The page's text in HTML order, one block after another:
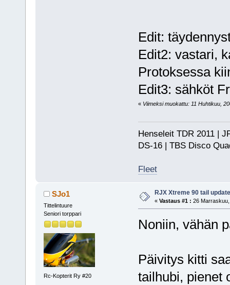
Edit:
Edit2: vastari,
Protoksessa
Edit3: sähköt
« Viimeksi muokattu: 11 Huhtikuu,
Henseleit TDR 2011 |
DS-16 | TBS Disco
Fleet
SJo1
Tittelintuure
Seniori torppari
Rc-Kopterit Ry #20
RJX Xtreme 90 tail
« Vastaus #1 : 26
Noniin, vähän
Päivitys kitti
tailhubi, pienet